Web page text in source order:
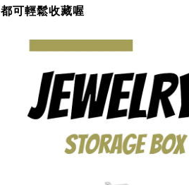
都可輕鬆收藏喔